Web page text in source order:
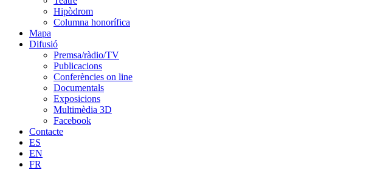
Hipòdrom
Columna honorífica
Mapa
Difusió
Premsa/ràdio/TV
Publicacions
Conferències on line
Documentals
Exposicions
Multimèdia 3D
Facebook
Contacte
ES
EN
FR